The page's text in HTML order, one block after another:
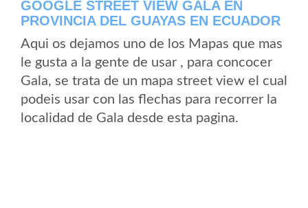
GOOGLE STREET VIEW GALA EN
PROVINCIA DEL GUAYAS EN ECUADOR
Aqui os dejamos uno de los Mapas que mas
le gusta a la gente de usar , para concocer
Gala, se trata de un mapa street view el cual
podeis usar con las flechas para recorrer la
localidad de Gala desde esta pagina.